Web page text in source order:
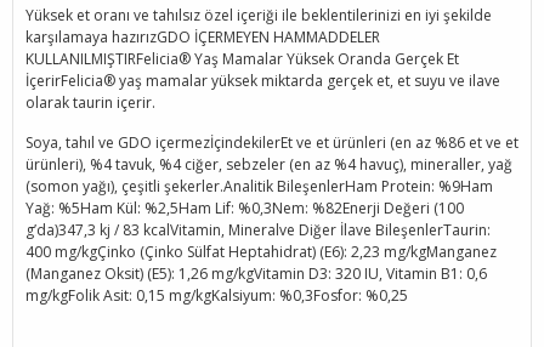
Yüksek et oranı ve tahılsız özel içeriği ile beklentilerinizi en iyi şekilde
karşılamaya hazırızGDO İÇERMEYEN HAMMADDELER
KULLANILMIŞTIRFelicia® Yaş Mamalar Yüksek Oranda Gerçek Et
İçerirFelicia® yaş mamalar yüksek miktarda gerçek et, et suyu ve ilave
olarak taurin içerir.
Soya, tahıl ve GDO içermezİçindekilerEt ve et ürünleri (en az %86 et ve et
ürünleri), %4 tavuk, %4 ciğer, sebzeler (en az %4 havuç), mineraller, yağ
(somon yağı), çeşitli şekerler.Analitik BileşenlerHam Protein: %9Ham
Yağ: %5Ham Kül: %2,5Ham Lif: %0,3Nem: %82Enerji Değeri (100
g’da)347,3 kj / 83 kcalVitamin, Mineralve Diğer İlave BileşenlerTaurin:
400 mg/kgÇinko (Çinko Sülfat Heptahidrat) (E6): 2,23 mg/kgManganez
(Manganez Oksit) (E5): 1,26 mg/kgVitamin D3: 320 IU, Vitamin B1: 0,6
mg/kgFolik Asit: 0,15 mg/kgKalsiyum: %0,3Fosfor: %0,25